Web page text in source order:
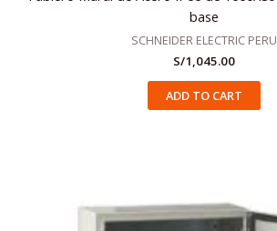
base
SCHNEIDER ELECTRIC PERU
S/1,045.00
ADD TO CART